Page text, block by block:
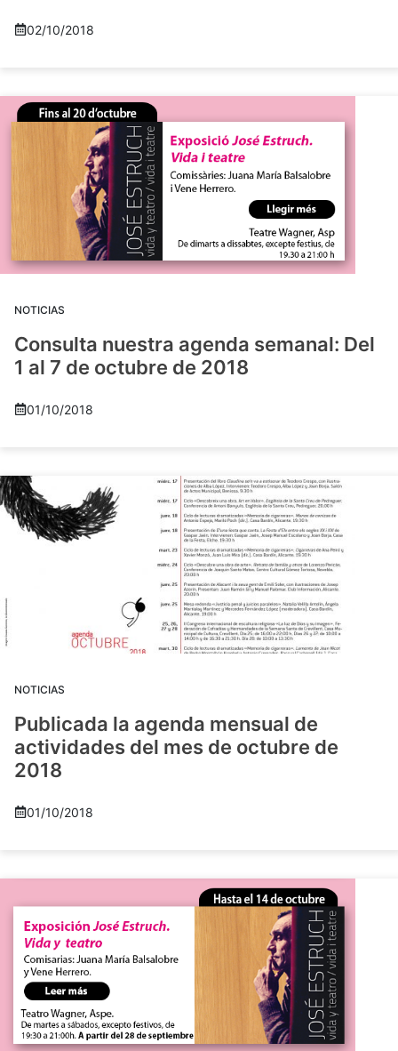
02/10/2018
NOTICIAS
Consulta nuestra agenda semanal: Del
1 al 7 de octubre de 2018
01/10/2018
NOTICIAS
Publicada la agenda mensual de
actividades del mes de octubre de
2018
01/10/2018